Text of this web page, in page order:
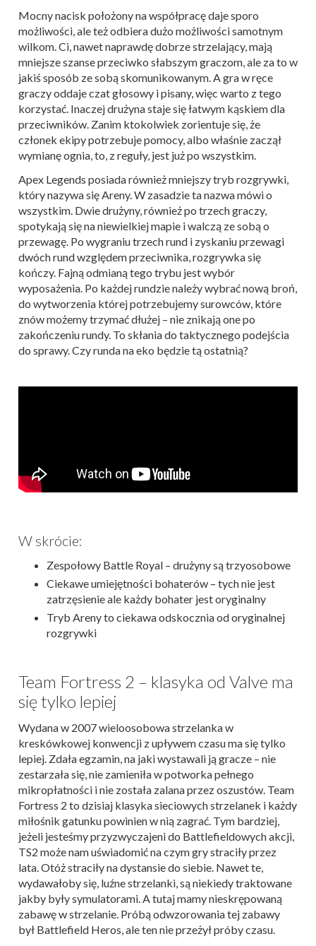
Mocny nacisk położony na współpracę daje sporo
możliwości, ale też odbiera dużo możliwości samotnym
wilkom. Ci, nawet naprawdę dobrze strzelający, mają
mniejsze szanse przeciwko słabszym graczom, ale za to w
jakiś sposób ze sobą skomunikowanym. A gra w ręce
graczy oddaje czat głosowy i pisany, więc warto z tego
korzystać. Inaczej drużyna staje się łatwym kąskiem dla
przeciwników. Zanim ktokolwiek zorientuje się, że
członek ekipy potrzebuje pomocy, albo właśnie zaczął
wymianę ognia, to, z reguły, jest już po wszystkim.
Apex Legends posiada również mniejszy tryb rozgrywki,
który nazywa się Areny. W zasadzie ta nazwa mówi o
wszystkim. Dwie drużyny, również po trzech graczy,
spotykają się na niewielkiej mapie i walczą ze sobą o
przewagę. Po wygraniu trzech rund i zyskaniu przewagi
dwóch rund względem przeciwnika, rozgrywka się
kończy. Fajną odmianą tego trybu jest wybór
wyposażenia. Po każdej rundzie należy wybrać nową broń,
do wytworzenia której potrzebujemy surowców, które
znów możemy trzymać dłużej – nie znikają one po
zakończeniu rundy. To skłania do taktycznego podejścia
do sprawy. Czy runda na eko będzie tą ostatnią?
W skrócie:
Zespołowy Battle Royal – drużyny są trzyosobowe
Ciekawe umiejętności bohaterów – tych nie jest
zatrzęsienie ale każdy bohater jest oryginalny
Tryb Areny to ciekawa odskocznia od oryginalnej
rozgrywki
Team Fortress 2 – klasyka od Valve ma
się tylko lepiej
Wydana w 2007 wieloosobowa strzelanka w
kreskówkowej konwencji z upływem czasu ma się tylko
lepiej. Zdała egzamin, na jaki wystawali ją gracze – nie
zestarzała się, nie zamieniła w potworka pełnego
mikropłatności i nie została zalana przez oszustów. Team
Fortress 2 to dzisiaj klasyka sieciowych strzelanek i każdy
miłośnik gatunku powinien w nią zagrać. Tym bardziej,
jeżeli jesteśmy przyzwyczajeni do Battlefieldowych akcji,
TS2 może nam uświadomić na czym gry straciły przez
lata. Otóż straciły na dystansie do siebie. Nawet te,
wydawałoby się, luźne strzelanki, są niekiedy traktowane
jakby były symulatorami. A tutaj mamy nieskrępowaną
zabawę w strzelanie. Próbą odwzorowania tej zabawy
był Battlefield Heros, ale ten nie przeżył próby czasu.